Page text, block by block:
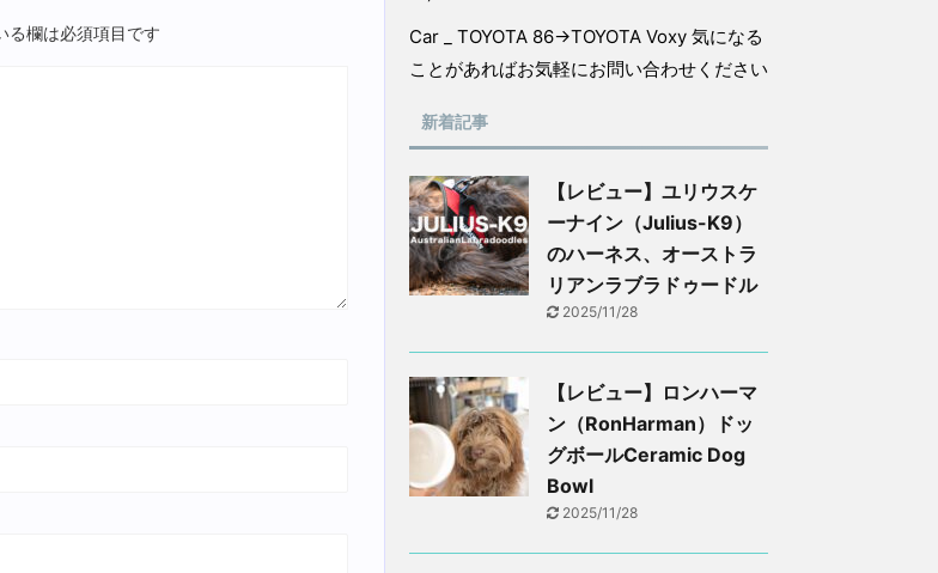
る欄は必須項目です
Car _ TOYOTA 86→TOYOTA Voxy 気になる
ことがあればお気軽にお問い合わせください
新着記事
【レビュー】ユリウスケ
ーナイン（Julius-K9）
のハーネス、オーストラ
リアンラブラドゥードル
2025/11/28
【レビュー】ロンハーマ
ン（RonHarman）ドッ
グボールCeramic Dog
Bowl
2025/11/28